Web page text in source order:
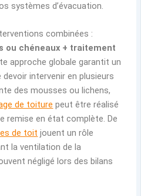
systèmes d’évacuation.
combinées :
ou chéneaux + traitement
approche globale garantit un
intervenir en plusieurs
des mousses ou lichens,
de toiture peut être réalisé
remise en état complète. De
de toit jouent un rôle
la ventilation de la
négligé lors des bilans